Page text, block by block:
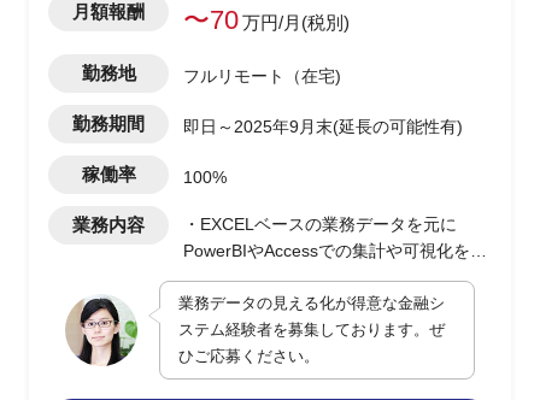
月額報酬 〜70万円/月(税別)
勤務地 フルリモート（在宅)
勤務期間 即日～2025年9月末(延長の可能性有)
稼働率 100%
業務内容
・EXCELベースの業務データを元に
PowerBIやAccessでの集計や可視化を実
施(0.5人月)
・顧客PJの決裁/発注/契約などの各種手
続き支援(0.5人月)
業務データの見える化が得意な金融シ
ステム経験者を募集しております。ぜ
ひご応募ください。